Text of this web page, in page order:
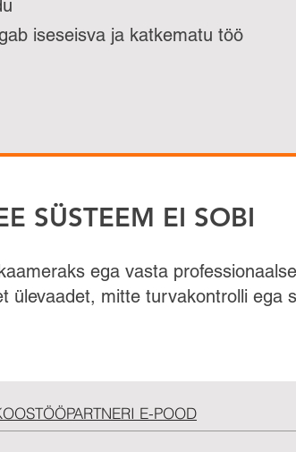
iseseisva ja katkematu töö
SÜSTEEM EI SOBI
ega vasta
ülevaadet, mitte turvakontrolli ega
E-POOD